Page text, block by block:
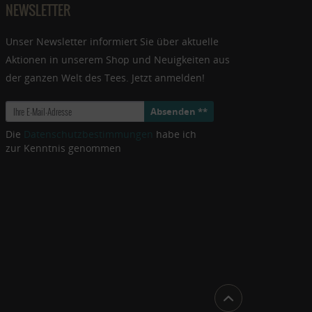
NEWSLETTER
Unser Newsletter informiert Sie über aktuelle
Aktionen in unserem Shop und Neuigkeiten aus
der ganzen Welt des Tees. Jetzt anmelden!
Absenden **
Die
habe ich
zur Kenntnis genommen